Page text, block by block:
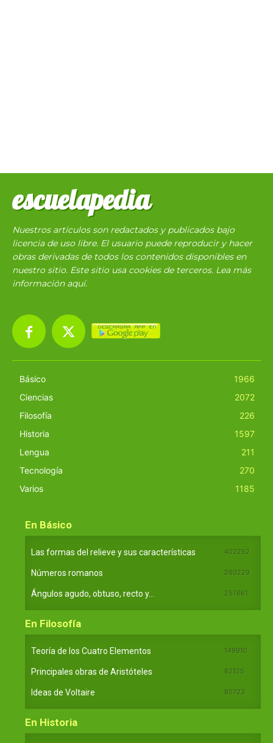
escuelapedia
Nuestros articulos son redactados y publicados bajo
licencia de uso libre. El usuario puede reproducir y hacer
obras derivadas de todos los contenidos disponibles en
nuestro sitio. Este sitio usa cookies de terceros. Lea más
información aquí.
Básico
1966
Ciencias
2072
Filosofía
226
Historia
1597
Lengua
211
Tecnología
270
Varios
1185
En Básico
Las formas del relieve y sus características 402252
Números romanos 260229
Ángulos agudo, obtuso, recto y... 257661
En Filosofía
Teoría de los Cuatro Elementos 149910
Principales obras de Aristóteles 82125
Ideas de Voltaire 80723
En Historia